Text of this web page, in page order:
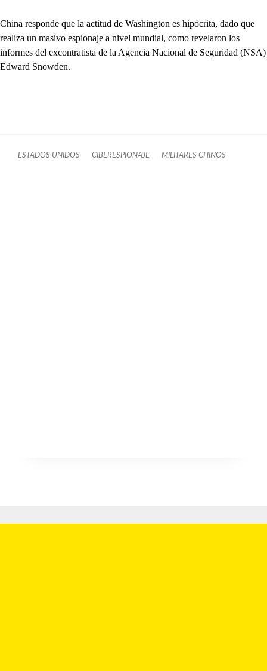
China responde que la actitud de Washington es hipócrita, dado que
realiza un masivo espionaje a nivel mundial, como revelaron los
informes del excontratista de la Agencia Nacional de Seguridad (NSA)
Edward Snowden.
ESTADOS UNIDOS CIBERESPIONAJE MILITARES CHINOS